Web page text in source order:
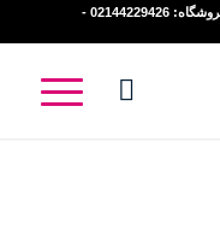
کارگاه:02155280986 دفتر:02144265579 فروشگاه: 02144229426 -